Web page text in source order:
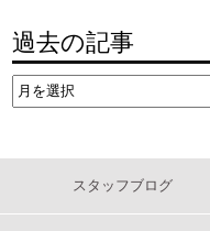
過去の記事
スタッフブログ